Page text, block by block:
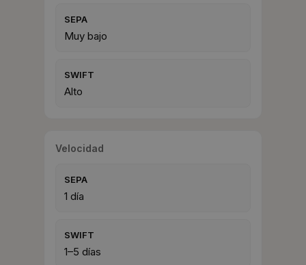
SEPA
Muy bajo
SWIFT
Alto
Velocidad
SEPA
1 día
SWIFT
1–5 días